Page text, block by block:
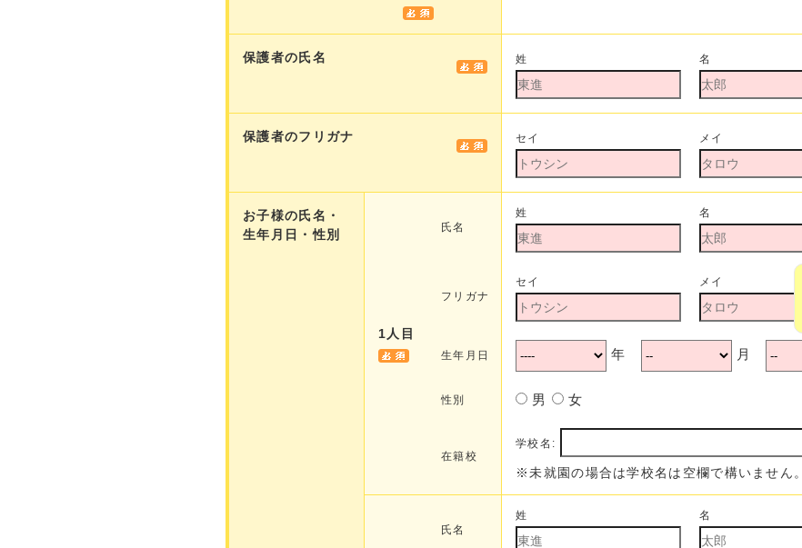
保護者の氏名 姓 名
保護者のフリガナ セイ メイ
お子様の氏名・
生年月日・性別
1人目
氏名
姓 名
フリガナ
セイ メイ
生年月日 年 月
性別 男 女
在籍校
学校名:
※未就園の場合は学校名は空欄で構いません。
氏名
姓 名